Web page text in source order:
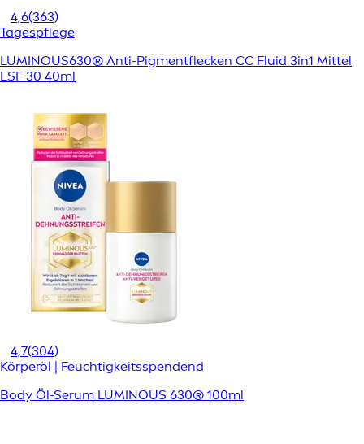
4,6(363)
Tagespflege
LUMINOUS630® Anti-Pigmentflecken CC Fluid 3in1 Mittel
LSF 30 40ml
4,7(304)
Körperöl | Feuchtigkeitsspendend
Body Öl-Serum LUMINOUS 630® 100ml